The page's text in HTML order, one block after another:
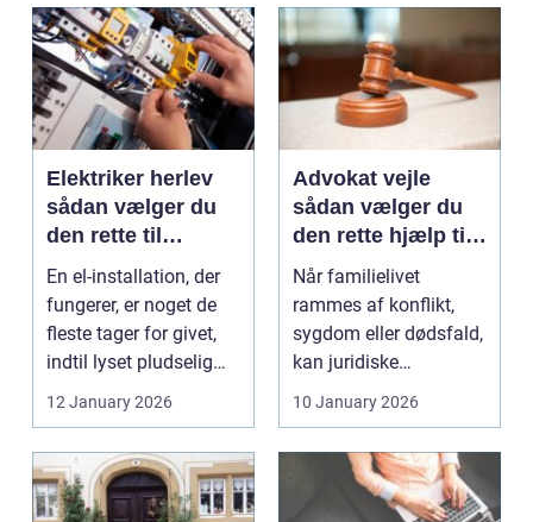
Elektriker herlev
sådan vælger du
den rette til
opgaven
En el-installation, der
fungerer, er noget de
fleste tager for givet,
indtil lyset pludselig
går, el...
12 January 2026
Advokat vejle
sådan vælger du
den rette hjælp til
familien
Når familielivet
rammes af konflikt,
sygdom eller dødsfald,
kan juridiske
spørgsmål hurtigt
vokse si...
10 January 2026